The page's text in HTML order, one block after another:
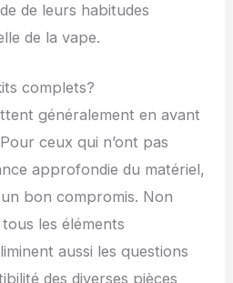
de leurs habitudes
de la vape.
complets?
généralement en avant
ceux qui n’ont pas
approfondie du matériel,
bon compromis. Non
les éléments
aussi les questions
des diverses pièces